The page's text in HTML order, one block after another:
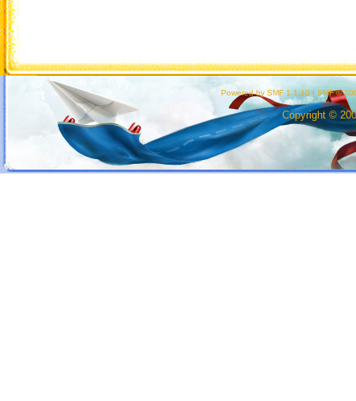
Powered by SMF 1.1.10 | SMF ©
Copyright ©